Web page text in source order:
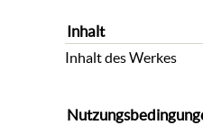
Inhalt
Inhalt des Werkes